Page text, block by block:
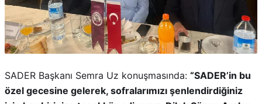
SADER Başkanı Semra Uz konuşmasında: “SADER’in bu
özel gecesine gelerek, sofralarımızı şenlendirdiğiniz